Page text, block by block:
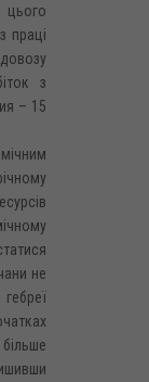
праці
з
– 15
не